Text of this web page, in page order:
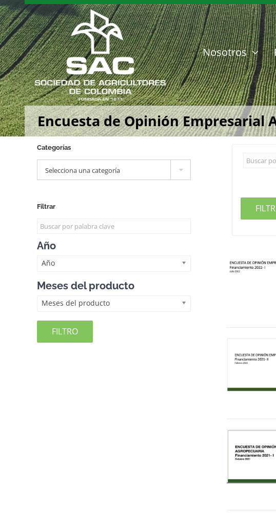
Saltar
al
contenido
Nosotros
Encuesta de Opinión Empresarial
Categorías
Selecciona una categoría
Filtrar
Año
Año
Meses del producto
Meses del producto
FILTRO